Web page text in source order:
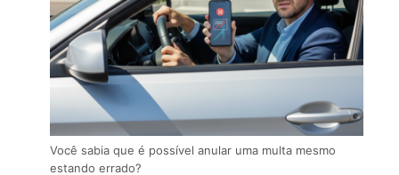
Você sabia que é possível anular uma multa mesmo
estando errado?